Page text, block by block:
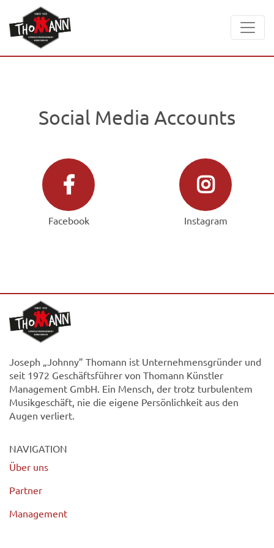
Social Media Accounts
Facebook Instagram
Joseph „Johnny” Thomann ist Unternehmensgründer und
seit 1972 Geschäftsführer von Thomann Künstler
Management GmbH. Ein Mensch, der trotz turbulentem
Musikgeschäft, nie die eigene Persönlichkeit aus den
Augen verliert.
NAVIGATION
Über uns
Partner
Management